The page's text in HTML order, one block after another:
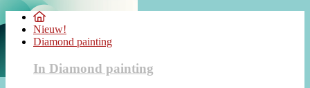
Nieuw!
Diamond painting
In Diamond painting